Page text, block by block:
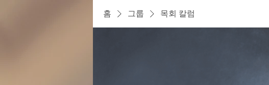
홈 그룹 목회 칼럼